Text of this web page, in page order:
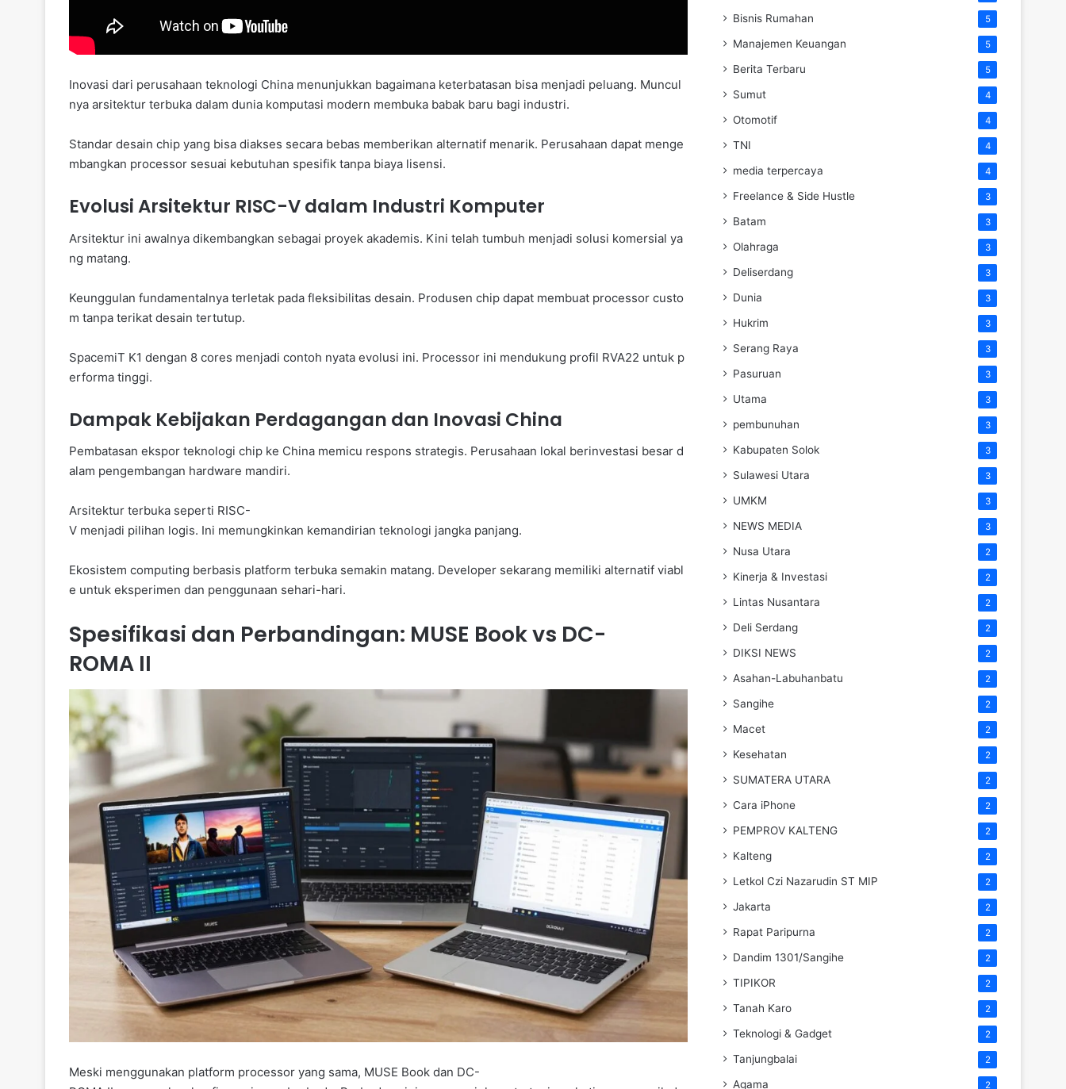
Inovasi dari perusahaan teknologi China menunjukkan bagaimana keterbatasan bisa menjadi peluang. Muncul
nya arsitektur terbuka dalam dunia komputasi modern membuka babak baru bagi industri.
Standar desain chip yang bisa diakses secara bebas memberikan alternatif menarik. Perusahaan dapat menge
mbangkan processor sesuai kebutuhan spesifik tanpa biaya lisensi.
Evolusi Arsitektur RISC-V dalam Industri Komputer
Arsitektur ini awalnya dikembangkan sebagai proyek akademis. Kini telah tumbuh menjadi solusi komersial ya
ng matang.
Keunggulan fundamentalnya terletak pada fleksibilitas desain. Produsen chip dapat membuat processor custo
m tanpa terikat desain tertutup.
SpacemiT K1 dengan 8 cores menjadi contoh nyata evolusi ini. Processor ini mendukung profil RVA22 untuk p
erforma tinggi.
Dampak Kebijakan Perdagangan dan Inovasi China
Pembatasan ekspor teknologi chip ke China memicu respons strategis. Perusahaan lokal berinvestasi besar d
alam pengembangan hardware mandiri.
Arsitektur terbuka seperti RISC-
V menjadi pilihan logis. Ini memungkinkan kemandirian teknologi jangka panjang.
Ekosistem computing berbasis platform terbuka semakin matang. Developer sekarang memiliki alternatif viabl
e untuk eksperimen dan penggunaan sehari-hari.
Spesifikasi dan Perbandingan: MUSE Book vs DC-
ROMA II
Meski menggunakan platform processor yang sama, MUSE Book dan DC-
Bisnis Rumahan 5
Manajemen Keuangan 5
Berita Terbaru 5
Sumut 4
Otomotif 4
TNI 4
media terpercaya 4
Freelance & Side Hustle 3
Batam 3
Olahraga 3
Deliserdang 3
Dunia 3
Hukrim 3
Serang Raya 3
Pasuruan 3
Utama 3
pembunuhan 3
Kabupaten Solok 3
Sulawesi Utara 3
UMKM 3
NEWS MEDIA 3
Nusa Utara 2
Kinerja & Investasi 2
Lintas Nusantara 2
Deli Serdang 2
DIKSI NEWS 2
Asahan-Labuhanbatu 2
Sangihe 2
Macet 2
Kesehatan 2
SUMATERA UTARA 2
Cara iPhone 2
PEMPROV KALTENG 2
Kalteng 2
Letkol Czi Nazarudin ST MIP 2
Jakarta 2
Rapat Paripurna 2
Dandim 1301/Sangihe 2
TIPIKOR 2
Tanah Karo 2
Teknologi & Gadget 2
Tanjungbalai 2
Agama 2